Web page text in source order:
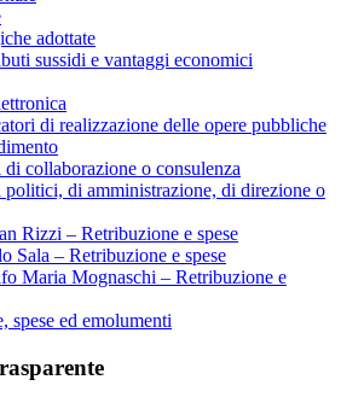
adottate
sussidi e vantaggi economici
di realizzazione delle opere pubbliche
collaborazione o consulenza
di amministrazione, di direzione o
Rizzi – Retribuzione e spese
Sala – Retribuzione e spese
Maria Mognaschi – Retribuzione e
spese ed emolumenti